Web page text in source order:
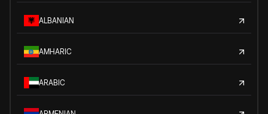
ALBANIAN
AMHARIC
ARABIC